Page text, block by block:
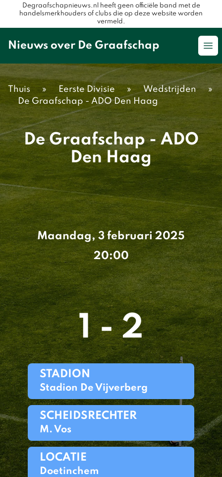
Degraafschapnieuws.nl heeft geen officiële band met de
handelsmerkhouders of clubs die op deze website worden
vermeld.
Nieuws over De Graafschap
Thuis » Eerste Divisie » Wedstrijden
»
De Graafschap - ADO Den Haag
De Graafschap - ADO
Den Haag
Maandag, 3 februari 2025
20:00
1 - 2
STADION
Stadion De Vijverberg
SCHEIDSRECHTER
M. Vos
LOCATIE
Doetinchem